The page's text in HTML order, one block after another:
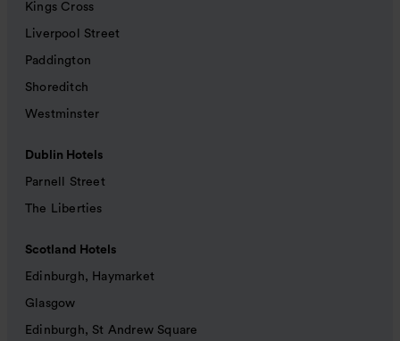
Kings Cross
Liverpool Street
Paddington
Shoreditch
Westminster
Dublin Hotels
Parnell Street
The Liberties
Scotland Hotels
Edinburgh, Haymarket
Glasgow
Edinburgh, St Andrew Square